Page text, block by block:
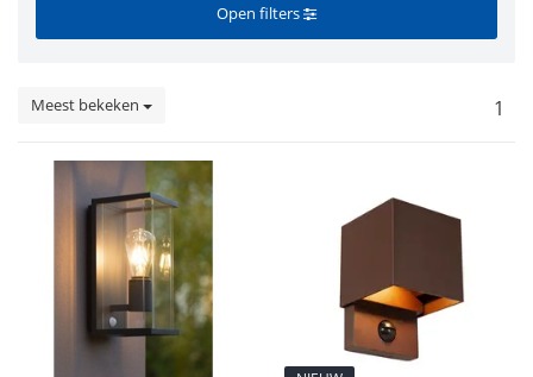
Open filters
Meest bekeken 1